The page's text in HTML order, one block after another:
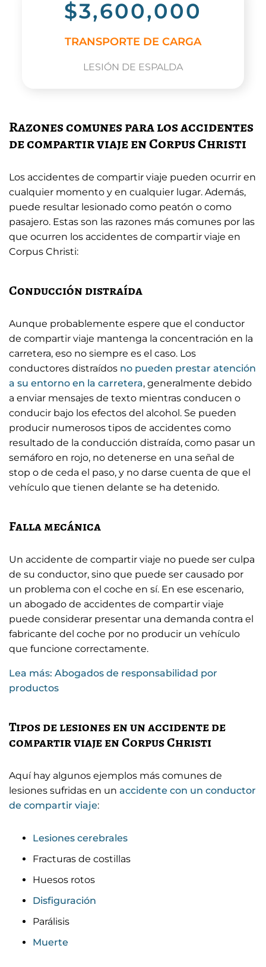
$3,600,000
TRANSPORTE DE CARGA
LESIÓN DE ESPALDA
Razones comunes para los accidentes
de compartir viaje en Corpus Christi
Los accidentes de compartir viaje pueden ocurrir en
cualquier momento y en cualquier lugar. Además,
puede resultar lesionado como peatón o como
pasajero. Estas son las razones más comunes por las
que ocurren los accidentes de compartir viaje en
Corpus Christi:
Conducción distraída
Aunque probablemente espere que el conductor
de compartir viaje mantenga la concentración en la
carretera, eso no siempre es el caso. Los
conductores distraídos no pueden prestar atención
a su entorno en la carretera, generalmente debido
a enviar mensajes de texto mientras conducen o
conducir bajo los efectos del alcohol. Se pueden
producir numerosos tipos de accidentes como
resultado de la conducción distraída, como pasar un
semáforo en rojo, no detenerse en una señal de
stop o de ceda el paso, y no darse cuenta de que el
vehículo que tienen delante se ha detenido.
Falla mecánica
Un accidente de compartir viaje no puede ser culpa
de su conductor, sino que puede ser causado por
un problema con el coche en sí. En ese escenario,
un abogado de accidentes de compartir viaje
puede considerar presentar una demanda contra el
fabricante del coche por no producir un vehículo
que funcione correctamente.
Lea más: Abogados de responsabilidad por
productos
Tipos de lesiones en un accidente de
compartir viaje en Corpus Christi
Aquí hay algunos ejemplos más comunes de
lesiones sufridas en un accidente con un conductor
de compartir viaje:
Lesiones cerebrales
Fracturas de costillas
Huesos rotos
Disfiguración
Parálisis
Muerte